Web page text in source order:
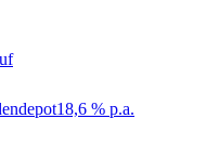
18,6 % p.a.